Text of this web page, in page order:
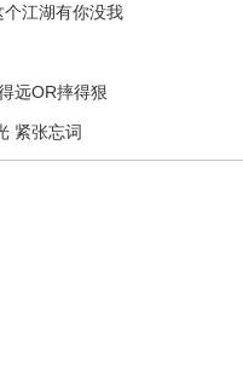
个江湖有你没我
远OR摔得狠
紧张忘词